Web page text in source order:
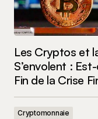
Les Cryptos et
S’envolent :
Fin de la Crise
Cryptomonnaie